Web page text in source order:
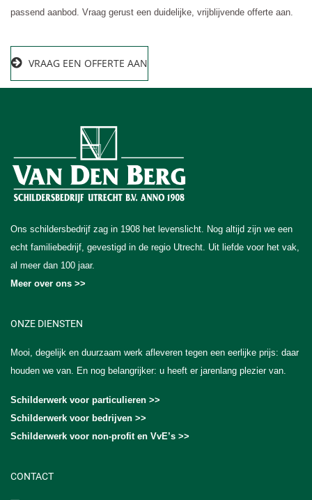
passend aanbod. Vraag gerust een duidelijke, vrijblijvende offerte aan.
VRAAG EEN OFFERTE AAN
Ons schildersbedrijf zag in 1908 het levenslicht. Nog altijd zijn we een
echt familiebedrijf, gevestigd in de regio Utrecht. Uit liefde voor het vak,
al meer dan 100 jaar.
Meer over ons >>
ONZE DIENSTEN
Mooi, degelijk en duurzaam werk afleveren tegen een eerlijke prijs: daar
houden we van. En nog belangrijker: u heeft er jarenlang plezier van.
Schilderwerk voor particulieren >>
Schilderwerk voor bedrijven >>
Schilderwerk voor non-profit en VvE’s >>
CONTACT